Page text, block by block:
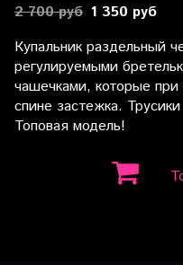
2 700 руб 1 350 руб
Купальник раздельный
регулируемыми
чашечками, которые
спине застежка.
Топовая модель!